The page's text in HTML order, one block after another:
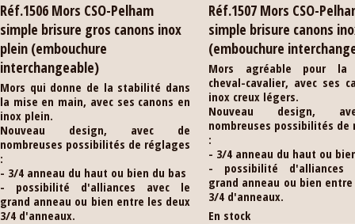
Réf.1506 Mors CSO-Pelham
simple brisure gros canons inox
plein (embouchure
interchangeable)
Mors qui donne de la stabilité dans
la mise en main, avec ses canons en
inox plein.
Nouveau design, avec de
nombreuses possibilités de réglages
:
- 3/4 anneau du haut ou bien du bas
- possibilité d'alliances avec le
grand anneau ou bien entre les deux
3/4 d'anneaux.
Réf.1507 Mors CSO-
simple brisure canons
(embouchure
Mors agréable pour la
cheval-cavalier, avec ses
inox creux légers.
Nouveau design,
nombreuses possibilités de
:
- 3/4 anneau du haut ou
- possibilité d'alliances
grand anneau ou bien
3/4 d'anneaux.
En stock